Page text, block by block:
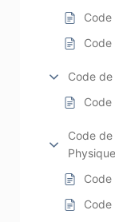
Code
Code de
Code
Code